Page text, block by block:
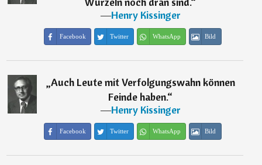
―Henry Kissinger
Facebook Twitter WhatsApp Bild
„Auch Leute mit Verfolgungswahn können
Feinde haben.“
―Henry Kissinger
Facebook Twitter WhatsApp Bild